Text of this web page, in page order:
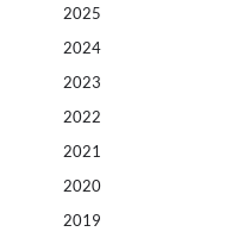
2025
2024
2023
2022
2021
2020
2019